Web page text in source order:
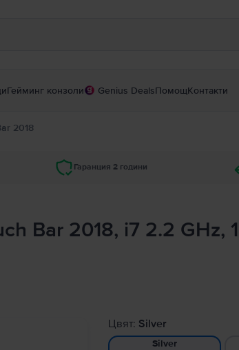
Гейминг конзоли Genius DealsПомощКонтакти
2018
Гаранция 2 години
Bar 2018, i7 2.2 GHz,
Цвят: Silver
Silver